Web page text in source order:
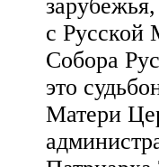
с Русской
Собора
это
Матери